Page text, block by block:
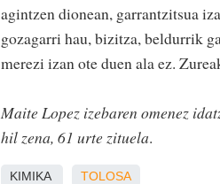
agintzen dionean, garrantzitsua
gozagarri hau, bizitza, beldurrik
merezi izan ote duen ala ez.
Maite Lopez izebaren omenez
hil zena, 61 urte zituela.
KIMIKA TOLOSA